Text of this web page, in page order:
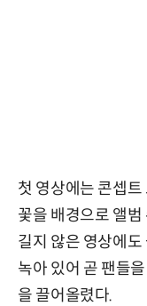
첫 영상에는 콘셉
꽃을 배경으로 앨
길지 않은 영상에도
녹아 있어 곧 팬들
을 끌어올렸다.